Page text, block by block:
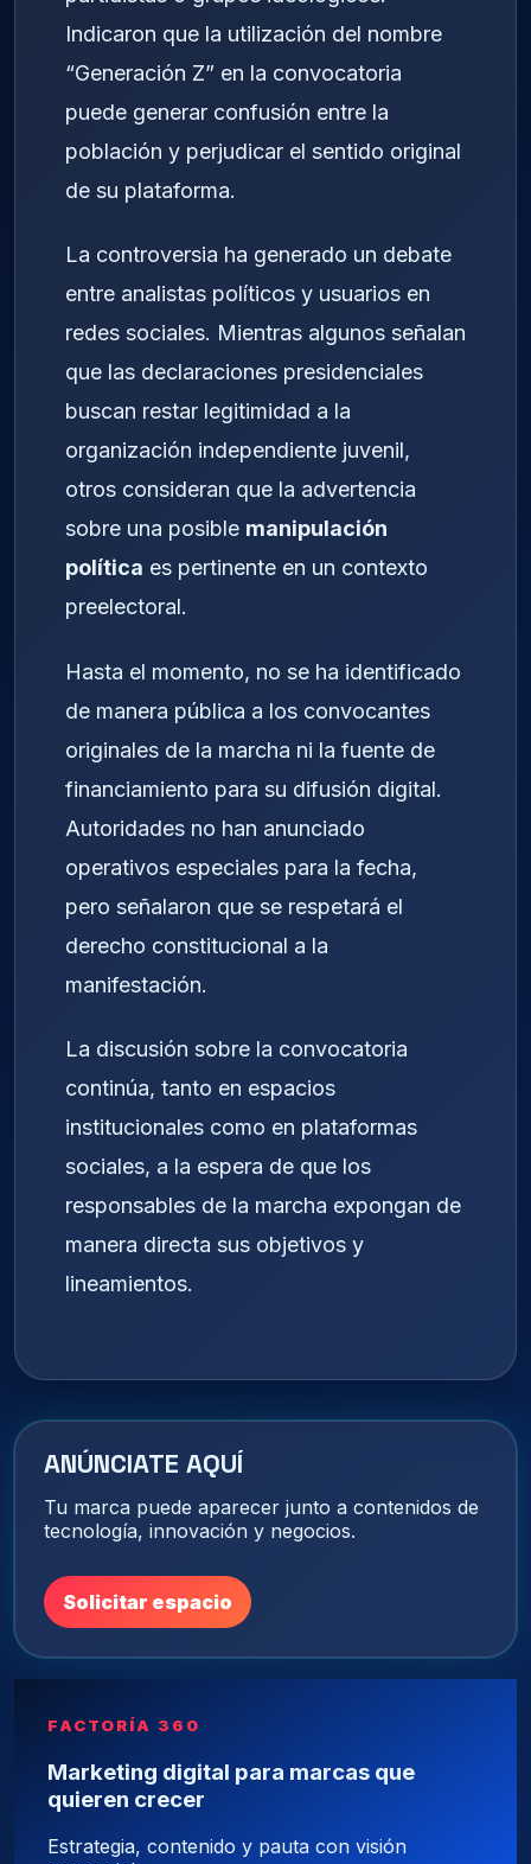
Indicaron que la utilización del nombre
“Generación Z” en la convocatoria
puede generar confusión entre la
población y perjudicar el sentido original
de su plataforma.
La controversia ha generado un debate
entre analistas políticos y usuarios en
redes sociales. Mientras algunos señalan
que las declaraciones presidenciales
buscan restar legitimidad a la
organización independiente juvenil,
otros consideran que la advertencia
sobre una posible manipulación
política es pertinente en un contexto
preelectoral.
Hasta el momento, no se ha identificado
de manera pública a los convocantes
originales de la marcha ni la fuente de
financiamiento para su difusión digital.
Autoridades no han anunciado
operativos especiales para la fecha,
pero señalaron que se respetará el
derecho constitucional a la
manifestación.
La discusión sobre la convocatoria
continúa, tanto en espacios
institucionales como en plataformas
sociales, a la espera de que los
responsables de la marcha expongan de
manera directa sus objetivos y
lineamientos.
ANÚNCIATE AQUÍ
Tu marca puede aparecer junto a contenidos de
tecnología, innovación y negocios.
Solicitar espacio
FACTORÍA 360
Marketing digital para marcas que
quieren crecer
Estrategia, contenido y pauta con visión